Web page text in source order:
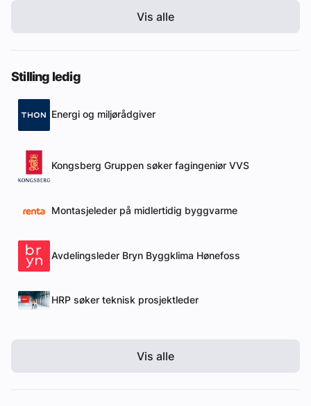
Vis alle
Stilling ledig
Energi og miljørådgiver
Kongsberg Gruppen søker fagingeniør VVS
Montasjeleder på midlertidig byggvarme
Avdelingsleder Bryn Byggklima Hønefoss
HRP søker teknisk prosjektleder
Vis alle